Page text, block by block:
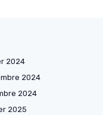
2024
2024
2024
2025